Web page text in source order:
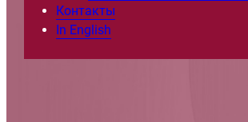
Контакты
In English